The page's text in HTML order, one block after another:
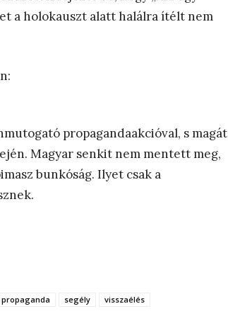
a holokauszt alatt halálra ítélt nem
propagandaakcióval, s magát
Magyar senkit nem mentett meg,
bunkóság. Ilyet csak a
propaganda segély visszaélés